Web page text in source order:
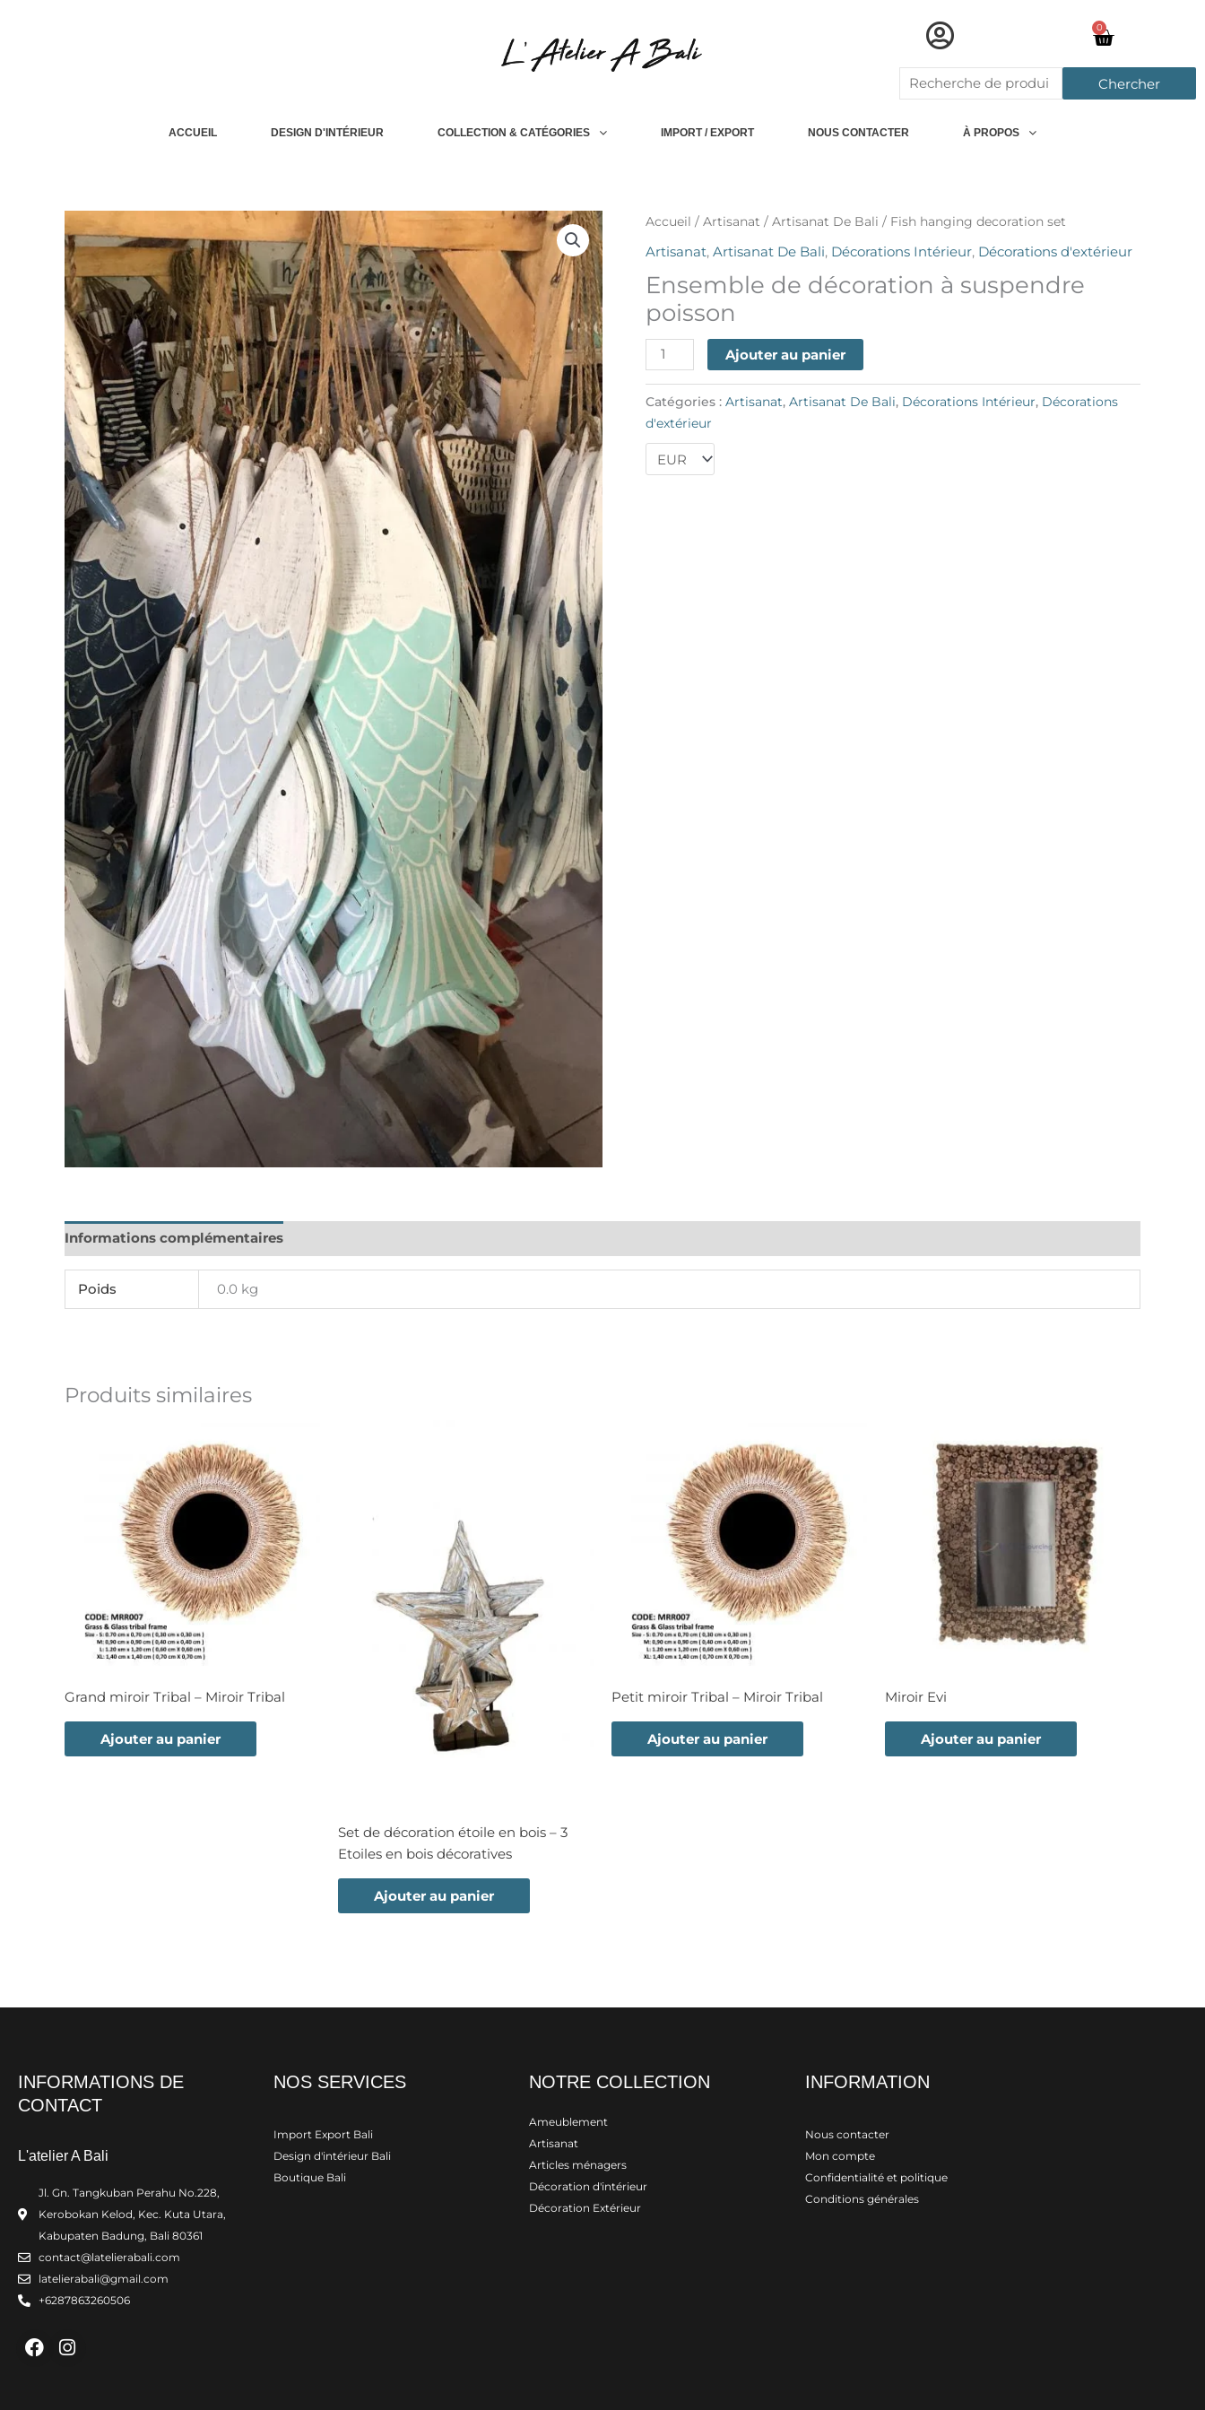
0
Chariot
Rechercher: Chercher
ACCUEIL DESIGN D'INTÉRIEUR COLLECTION & CATÉGORIES IMPORT / EXPORT NOUS CONTACTER À PROPOS
Accueil / Artisanat / Artisanat De Bali / Fish hanging decoration set
Artisanat, Artisanat De Bali, Décorations Intérieur, Décorations d'extérieur
Ensemble de décoration à suspendre
poisson
quantité
hanging
decoration
set
Ajouter au panier
Catégories : Artisanat, Artisanat De Bali, Décorations Intérieur, Décorations
d'extérieur
Informations complémentaires
Poids 0.0 kg
Produits similaires
Grand miroir Tribal – Miroir Tribal
Ajouter au panier
Set de décoration étoile en bois – 3
Etoiles en bois décoratives
Ajouter au panier
Petit miroir Tribal – Miroir Tribal
Ajouter au panier
Miroir Evi
Ajouter au panier
INFORMATIONS DE
CONTACT
L'atelier A Bali
Jl. Gn. Tangkuban Perahu No.228,
Kerobokan Kelod, Kec. Kuta Utara,
Kabupaten Badung, Bali 80361
contact@latelierabali.com
latelierabali@gmail.com
+6287863260506
Facebook
Instagram
NOS SERVICES
Import Export Bali
Design d'intérieur Bali
Boutique Bali
NOTRE COLLECTION
Ameublement
Artisanat
Articles ménagers
Décoration d'intérieur
Décoration Extérieur
INFORMATION
Nous contacter
Mon compte
Confidentialité et politique
Conditions générales